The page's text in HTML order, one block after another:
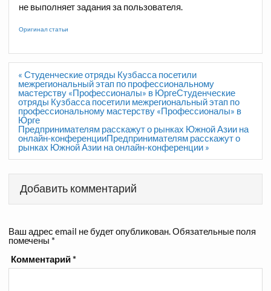
не выполняет задания за пользователя.
Оригинал статьи
Навигация
по
записям
« Студенческие отряды Кузбасса посетили
межрегиональный этап по профессиональному
мастерству «Профессионалы» в ЮргеСтуденческие
отряды Кузбасса посетили межрегиональный этап по
профессиональному мастерству «Профессионалы» в
Юрге
Предпринимателям расскажут о рынках Южной Азии на
онлайн-конференцииПредпринимателям расскажут о
рынках Южной Азии на онлайн-конференции »
Добавить комментарий
Ваш адрес email не будет опубликован.Обязательные поля
помечены *
Комментарий*